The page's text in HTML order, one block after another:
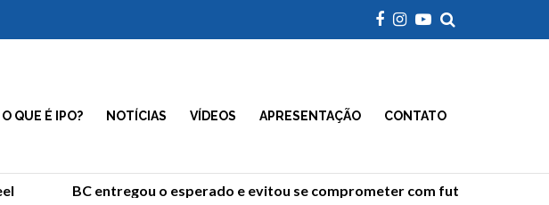
O QUE É IPO? NOTÍCIAS VÍDEOS APRESENTAÇÃO CONTATO
BC entregou o esperado e evitou se comprometer com futuro, dizem